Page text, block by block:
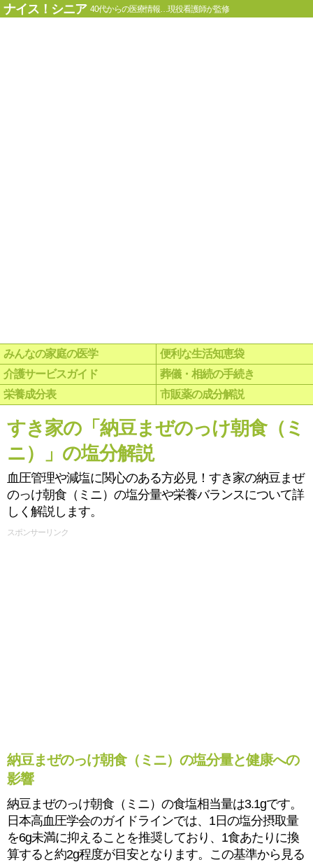
ナイス！シニア 40代からの医療情報…現役看護師が監修
みんなの家庭の医学
便利な生活知恵袋
介護サービスガイド
葬儀・相続の手続き
栄養成分表
市販薬の成分解説
すき家の「納豆まぜのっけ朝食（ミ
ニ）」の塩分解説
血圧管理や減塩に関心のある方必見！すき家の納豆まぜ
のっけ朝食（ミニ）の塩分量や栄養バランスについて詳
しく解説します。
スポンサーリンク
納豆まぜのっけ朝食（ミニ）の塩分量と健康への
影響
納豆まぜのっけ朝食（ミニ）の食塩相当量は3.1gです。
日本高血圧学会のガイドラインでは、1日の塩分摂取量
を6g未満に抑えることを推奨しており、1食あたりに換
算すると約2g程度が目安となります。この基準から見る